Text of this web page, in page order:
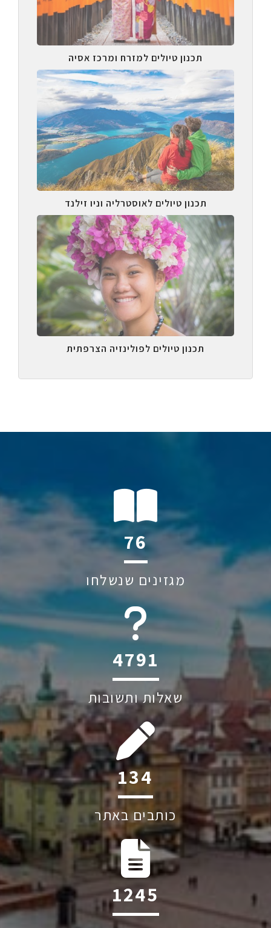
תכנון טיולים למזרח ומרכז אסיה
תכנון טיולים לאוסטרליה וניו זילנד
תכנון טיולים לפולינזיה הצרפתית
118
מגזינים שנשלחו
6044
שאלות ותשובות
207
כותבים באתר
1928